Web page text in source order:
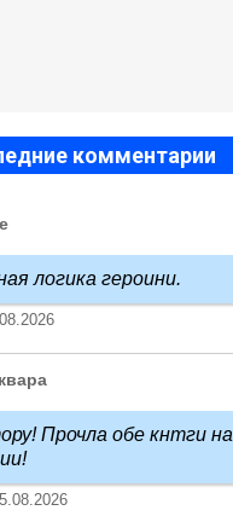
комментарии
логика героини.
Прочла обе кнтги на